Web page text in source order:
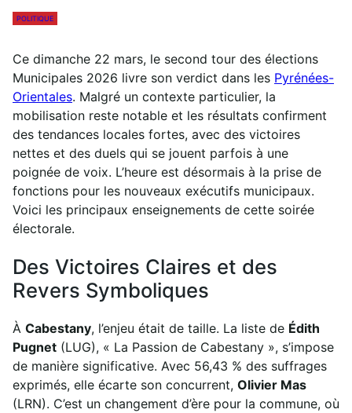
POLITIQUE
Ce dimanche 22 mars, le second tour des élections
Municipales 2026 livre son verdict dans les Pyrénées-
Orientales. Malgré un contexte particulier, la
mobilisation reste notable et les résultats confirment
des tendances locales fortes, avec des victoires
nettes et des duels qui se jouent parfois à une
poignée de voix. L’heure est désormais à la prise de
fonctions pour les nouveaux exécutifs municipaux.
Voici les principaux enseignements de cette soirée
électorale.
Des Victoires Claires et des
Revers Symboliques
À Cabestany, l’enjeu était de taille. La liste de Édith
Pugnet (LUG), « La Passion de Cabestany », s’impose
de manière significative. Avec 56,43 % des suffrages
exprimés, elle écarte son concurrent, Olivier Mas
(LRN). C’est un changement d’ère pour la commune, où